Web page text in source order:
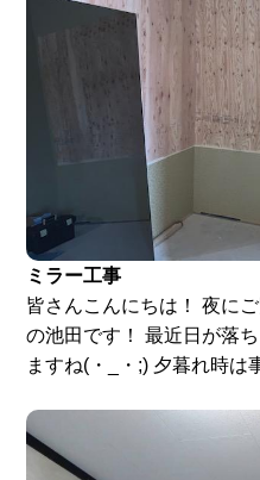
ミラー工事
皆さんこんにちは！ 夜に
の池田です！ 最近日が落
ますね(・_・;) 夕暮れ時は